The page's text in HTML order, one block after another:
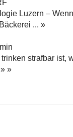
Luzern –
... »
strafbar ist,
»